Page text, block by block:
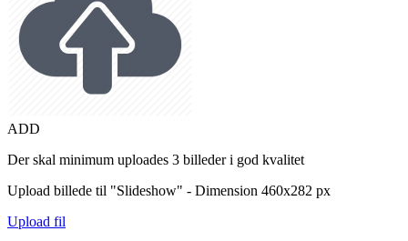
ADD
Der skal minimum uploades 3 billeder i god kvalitet
Upload billede til "Slideshow" - Dimension 460x282 px
Upload fil